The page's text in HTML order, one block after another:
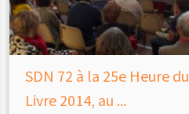
SDN 72 à la 25e Heure du
Livre 2014, au ...